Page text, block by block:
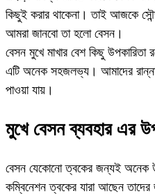
কিছুই করার থাকেনা। তাই আজকে
আমরা জানবো তা হলো বেসন।
বেসন মুখে মাখার বেশ কিছু
এটি অনেক সহজলভ্য। আমাদের
পাওয়া যায়।
মুখে বেসন ব্যবহার এর
বেসন যেকোনো ত্বকের জন্যই অনেক
কম্বিনেশন ত্বকের যারা আছেন